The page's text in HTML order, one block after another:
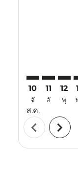
10
จั
ส.ค.
11
อั
12
พุ
chevron_left chevron_right